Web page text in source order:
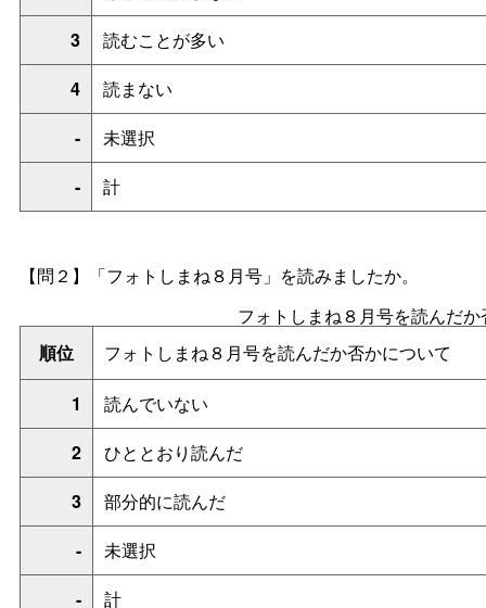
3
読むことが多い
4
読まない
-
未選択
-
計
【問２】「フォトしまね８月号」を読みましたか。
フォトしまね８月号を読んだ
順位
フォトしまね８月号を読んだか否かについて
1
読んでいない
2
ひととおり読んだ
3
部分的に読んだ
-
未選択
-
計